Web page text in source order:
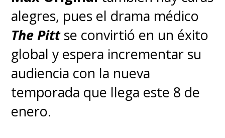
alegres, pues el drama médico
The Pittse convirtió en un éxito
global y espera incrementar su
audiencia con la nueva
temporada que llega este 8 de
enero.